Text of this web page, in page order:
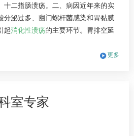
十二指肠溃疡。二、病因近年来的实
分泌过多、幽门螺杆菌感染和胃黏膜
起消化性溃疡的主要环节。胃排空延
更多
室专家